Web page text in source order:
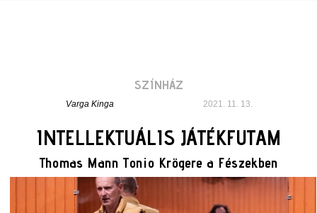
SZÍNHÁZ
Varga Kinga 2021. 11. 13.
INTELLEKTUÁLIS JÁTÉKFUTAM
Thomas Mann Tonio Krögere a Fészekben